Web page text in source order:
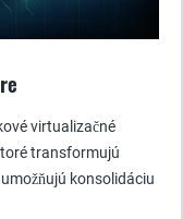
virtualizačné
transformujú
konsolidáciu